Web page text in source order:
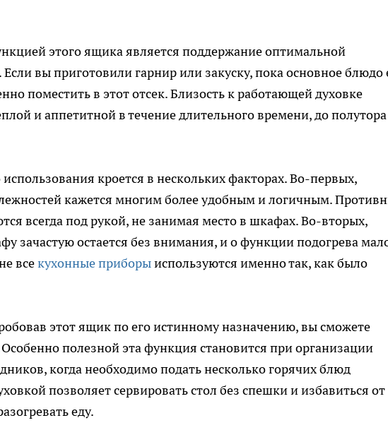
этого ящика является поддержание оптимальной
вы приготовили гарнир или закуску, пока основное блюдо
поместить в этот отсек. Близость к работающей духовке
и аппетитной в течение длительного времени, до полутора
кроется в нескольких факторах. Во-первых,
кажется многим более удобным и логичным.
всегда под рукой, не занимая место в шкафах. Во-вторых,
зачастую остается без внимания, и о функции подогрева
всекухонные приборыиспользуются именно так, как было
этот ящик по его истинному назначению, вы сможете
полезной эта функция становится при организации
когда необходимо подать несколько горячих блюд
позволяет сервировать стол без спешки и избавиться от
еду.